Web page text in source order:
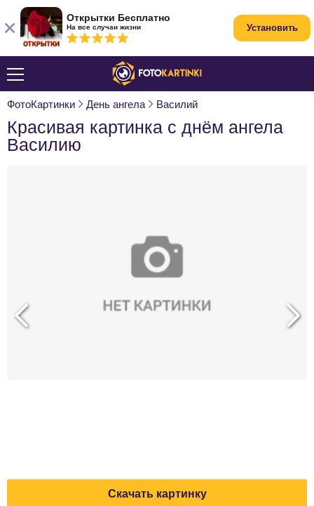
ФотоКартинки День ангела Василий
Красивая картинка с днём ангела
Василию
Скачать картинку
Открытки Бесплатно
На все случаи жизни Установить